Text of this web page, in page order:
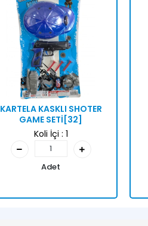
KARTELA KASKLI SHOTER
GAME SETİ[32]
Koli İçi : 1
Adet